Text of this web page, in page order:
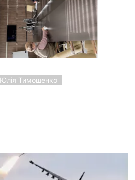
Юлія Тимошенко